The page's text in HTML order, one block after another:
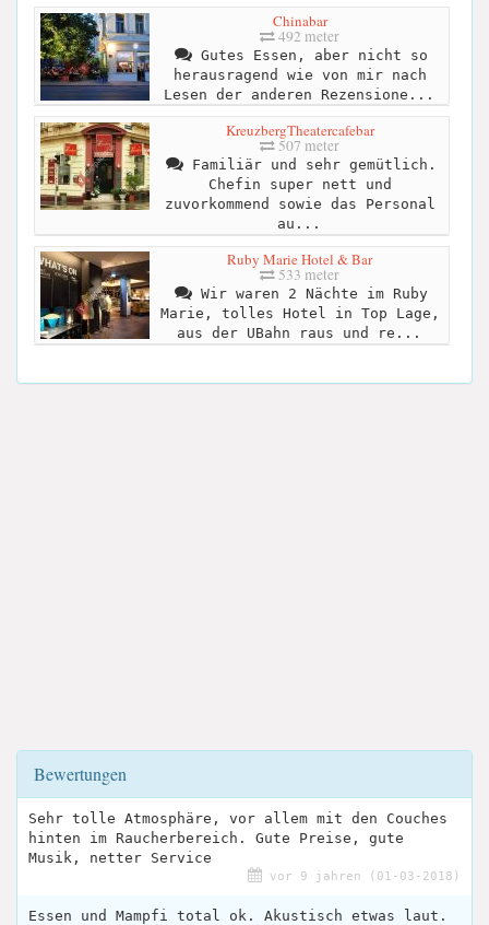
Chinabar
492 meter
Gutes Essen, aber nicht so
herausragend wie von mir nach
Lesen der anderen Rezensione...
KreuzbergTheatercafebar
507 meter
Familiär und sehr gemütlich.
Chefin super nett und
zuvorkommend sowie das Personal
au...
Ruby Marie Hotel & Bar
533 meter
Wir waren 2 Nächte im Ruby
Marie, tolles Hotel in Top Lage,
aus der UBahn raus und re...
Bewertungen
Sehr tolle Atmosphäre, vor allem mit den Couches
hinten im Raucherbereich. Gute Preise, gute
Musik, netter Service
vor 9 jahren (01-03-2018)
Essen und Mampfi total ok. Akustisch etwas laut.